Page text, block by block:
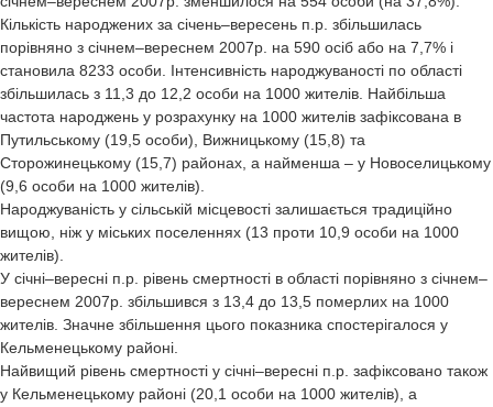
Кількість народжених за січень–вересень п.р. збільшилась
порівняно з січнем–вереснем 2007р. на 590 осіб або на 7,7% і
становила 8233 особи. Інтенсивність народжуваності по області
збільшилась з 11,3 до 12,2 особи на 1000 жителів. Найбільша
частота народжень у розрахунку на 1000 жителів зафіксована в
Путильському (19,5 особи), Вижницькому (15,8) та
Сторожинецькому (15,7) районах, а найменша – у Новоселицькому
(9,6 особи на 1000 жителів).
Народжуваність у сільській місцевості залишається традиційно
вищою, ніж у міських поселеннях (13 проти 10,9 особи на 1000
жителів).
У січні–вересні п.р. рівень смертності в області порівняно з січнем–
вереснем 2007р. збільшився з 13,4 до 13,5 померлих на 1000
жителів. Значне збільшення цього показника спостерігалося у
Кельменецькому районі.
Найвищий рівень смертності у січні–вересні п.р. зафіксовано також
у Кельменецькому районі (20,1 особи на 1000 жителів), а